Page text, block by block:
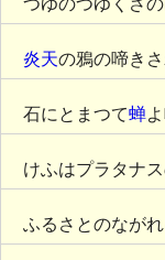
つゆのつゆくさの
炎天の鴉の啼き
石にとまつて蝉
けふはプラタナ
ふるさとのなが